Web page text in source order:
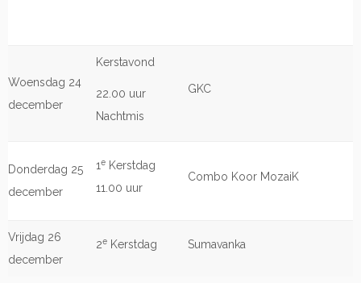
Woensdag 24
december
Kerstavond
22.00 uur
Nachtmis
GKC
Donderdag 25
december
1e Kerstdag
11.00 uur
Combo Koor MozaiK
Vrijdag 26
december
2e Kerstdag Sumavanka